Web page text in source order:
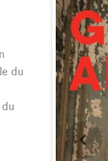
du